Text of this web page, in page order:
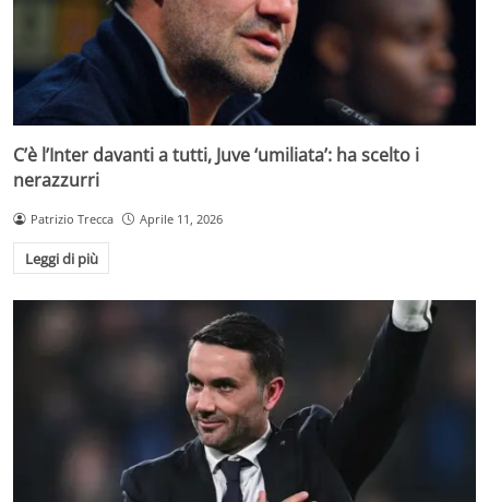
C’è l’Inter davanti a tutti, Juve ‘umiliata’: ha scelto i
nerazzurri
Patrizio Trecca Aprile 11, 2026
Leggi di più